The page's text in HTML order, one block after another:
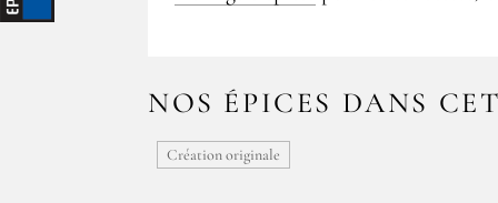
NOS ÉPICES DANS
Création originale